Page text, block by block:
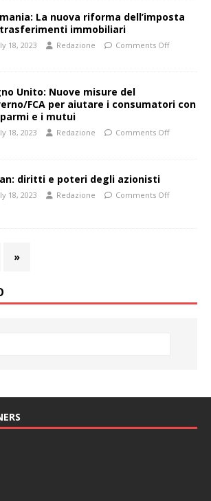
La nuova riforma dell’imposta
immobiliari
18, 2023 Redazione Comments Off
Unito: Nuove misure del
FCA per aiutare i consumatori con
e i mutui
18, 2023 Redazione Comments Off
diritti e poteri degli azionisti
18, 2023 Redazione Comments Off
»